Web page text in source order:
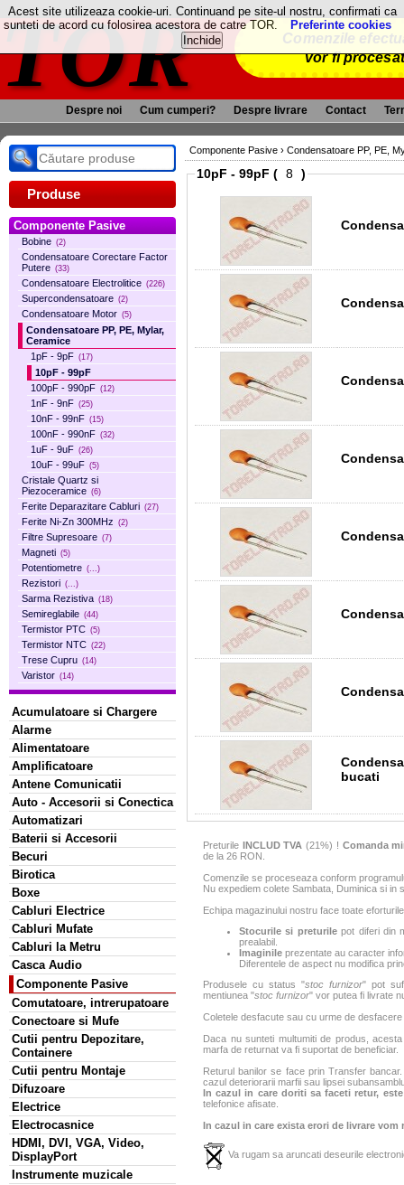
TOR
Comenzile
vor fi
Despre noi Cum cumperi? Despre livrare Contact
Produse
Componente Pasive
Bobine (2)
Condensatoare Corectare Factor
Putere (33)
Condensatoare Electrolitice (226)
Supercondensatoare (2)
Condensatoare Motor (5)
Condensatoare PP, PE, Mylar,
Ceramice
1pF - 9pF (17)
10pF - 99pF
100pF - 990pF (12)
1nF - 9nF (25)
10nF - 99nF (15)
100nF - 990nF (32)
1uF - 9uF (26)
10uF - 99uF (5)
Cristale Quartz si
Piezoceramice (6)
Ferite Deparazitare Cabluri (27)
Ferite Ni-Zn 300MHz (2)
Filtre Supresoare (7)
Magneti (5)
Potentiometre (...)
Rezistori (...)
Sarma Rezistiva (18)
Semireglabile (44)
Termistor PTC (5)
Termistor NTC (22)
Trese Cupru (14)
Varistor (14)
Acumulatoare si Chargere
Alarme
Alimentatoare
Amplificatoare
Antene Comunicatii
Auto - Accesorii si Conectica
Automatizari
Baterii si Accesorii
Becuri
Birotica
Boxe
Cabluri Electrice
Cabluri Mufate
Cabluri la Metru
Casca Audio
Componente Pasive
Comutatoare, intrerupatoare
Conectoare si Mufe
Cutii pentru Depozitare,
Containere
Cutii pentru Montaje
Difuzoare
Electrice
Electrocasnice
HDMI, DVI, VGA, Video,
DisplayPort
Instrumente muzicale
Componente Pasive › Condensatoare PP, PE,
10pF - 99pF ( )
bucati
Preturile INCLUD TVA (21%) ! Comanda
de la 26 RON.
Comenzile se proceseaza conform
Nu expediem colete Sambata, Duminica si in
Echipa magazinului nostru face toate
Stocurile si preturilepot diferi din
prealabil.
Imaginile prezentate au caracter
Diferentele de aspect nu modifica
Produsele cu status "stoc furnizor" pot
mentiunea "stoc furnizor" vor putea fi livrate
Coletele desfacute sau cu urme de
Daca nu sunteti multumiti de produs,
marfa de returnat va fi suportat de beneficiar.
Returul banilor se face prin Transfer
cazul deteriorarii marfii sau lipsei
In cazul in care doriti sa faceti retur,
telefonice afisate.
In cazul in care exista erori de livrare
Va rugam sa aruncati deseurile
Acest site utilizeaza cookie-uri. Continuand pe site-ul nostru, confirmati ca
sunteti de acord cu folosirea acestora de catre TOR.
Preferinte cookies